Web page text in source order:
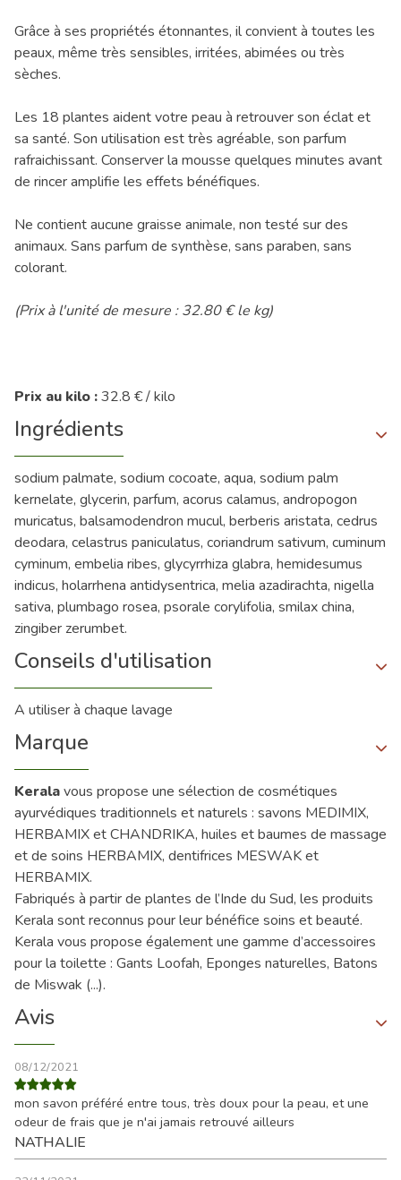
Grâce à ses propriétés étonnantes, il convient à toutes les
peaux, même très sensibles, irritées, abimées ou très
sèches.
Les 18 plantes aident votre peau à retrouver son éclat et
sa santé. Son utilisation est très agréable, son parfum
rafraichissant. Conserver la mousse quelques minutes avant
de rincer amplifie les effets bénéfiques.
Ne contient aucune graisse animale, non testé sur des
animaux. Sans parfum de synthèse, sans paraben, sans
colorant.
(Prix à l'unité de mesure : 32.80 € le kg)
Prix au kilo :32.8 € / kilo
Ingrédients
sodium palmate, sodium cocoate, aqua, sodium palm
kernelate, glycerin, parfum, acorus calamus, andropogon
muricatus, balsamodendron mucul, berberis aristata, cedrus
deodara, celastrus paniculatus, coriandrum sativum, cuminum
cyminum, embelia ribes, glycyrrhiza glabra, hemidesumus
indicus, holarrhena antidysentrica, melia azadirachta, nigella
sativa, plumbago rosea, psorale corylifolia, smilax china,
zingiber zerumbet.
Conseils d'utilisation
A utiliser à chaque lavage
Marque
Keralavous propose une sélection de cosmétiques
ayurvédiques traditionnels et naturels : savons MEDIMIX,
HERBAMIX et CHANDRIKA, huiles et baumes de massage
et de soins HERBAMIX, dentifrices MESWAK et
HERBAMIX.
Fabriqués à partir de plantes de l’Inde du Sud, les produits
Kerala sont reconnus pour leur bénéfice soins et beauté.
Kerala vous propose également une gamme d’accessoires
pour la toilette : Gants Loofah, Eponges naturelles, Batons
de Miswak (...).
Avis
08/12/2021
mon savon préféré entre tous, très doux pour la peau, et une
odeur de frais que je n'ai jamais retrouvé ailleurs
NATHALIE